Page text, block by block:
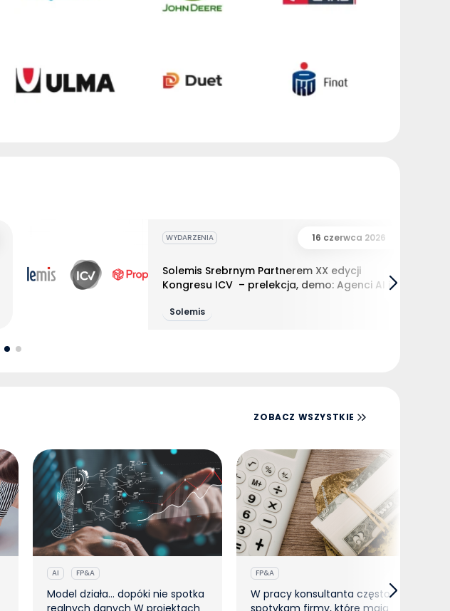
WYDARZENIA 16 czerwca 2026
Solemis Srebrnym Partnerem XX edycji
Kongresu ICV – prelekcja, demo: Agenci AI i
Solemis
ZOBACZ WSZYSTKIE
AI FP&A
Model działa… dopóki nie spotka
realnych danych W projektach
FP&A
W pracy konsultanta często
spotykam firmy, które mają